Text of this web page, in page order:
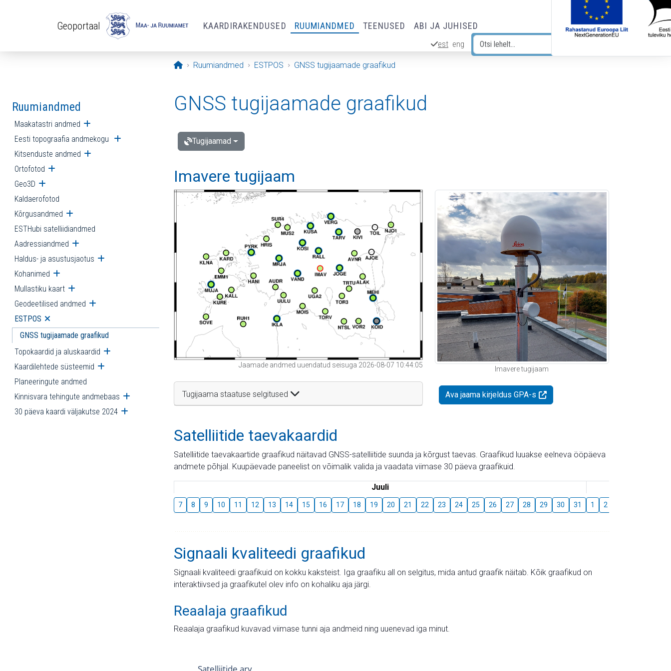
Geoportaal KAARDIRAKENDUSED RUUMIANDMED TEENUSED ABI JA JUHISED
est eng
Avaleht
Ruumiandmed ESTPOS GNSS tugijaamade graafikud
Ruumiandmed
Maakatastri andmed Ava alammenüü
Eesti topograafia andmekogu Ava alammenüü
Kitsenduste andmed Ava alammenüü
Ortofotod Ava alammenüü
Geo3D Ava alammenüü
Kaldaerofotod
Kõrgusandmed Ava alammenüü
ESTHubi satelliidiandmed
Aadressiandmed Ava alammenüü
Haldus- ja asustusjaotus Ava alammenüü
Kohanimed Ava alammenüü
Mullastiku kaart Ava alammenüü
Geodeetilised andmed Ava alammenüü
ESTPOS Ava alammenüü
GNSS tugijaamade graafikud
Topokaardid ja aluskaardid Ava alammenüü
Kaardilehtede süsteemid Ava alammenüü
Planeeringute andmed
Kinnisvara tehingute andmebaas Ava alammenüü
30 päeva kaardi väljakutse 2024 Ava alammenüü
GNSS tugijaamade graafikud
Tugijaamad
Imavere tugijaam
Jaamade andmed uuendatud seisuga 2026-08-07 10:44:05
Tugijaama staatuse selgitused
Imavere tugijaam
Ava jaama kirjeldus GPA-s
Satelliitide taevakaardid
Satelliitide taevakaartide graafikud näitavad GNSS-satelliitide suunda ja kõrgust taevas. Graafikud luuakse eelneva ööpäeva
andmete põhjal. Kuupäevade paneelist on võimalik valida ja vaadata viimase 30 päeva graafikuid.
Juuli
7 8 9 10 11 12 13 14 15 16 17 18 19 20 21 22 23 24 25 26 27 28 29 30 31 1 2
Signaali kvaliteedi graafikud
Signaali kvaliteedi graafikuid on kokku kaksteist. Iga graafiku all on selgitus, mida antud graafik näitab. Kõik graafikud on
interaktiivsed ja graafikutel olev info on kohaliku aja järgi.
Reaalaja graafikud
Reaalaja graafikud kuvavad viimase tunni aja andmeid ning uuenevad iga minut.